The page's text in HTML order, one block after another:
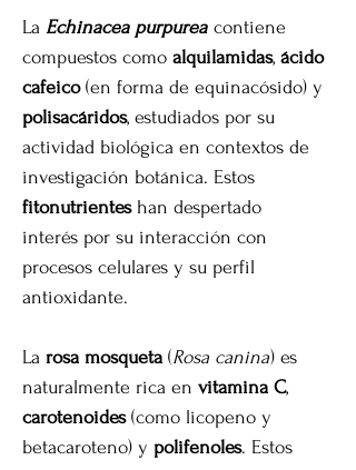
La Echinacea purpurea contiene
compuestos como alquilamidas, ácido
cafeico(en forma de equinacósido) y
polisacáridos, estudiados por su
actividad biológica en contextos de
investigación botánica. Estos
fitonutrienteshan despertado
interés por su interacción con
procesos celulares y su perfil
antioxidante.
La rosa mosqueta (Rosa canina) es
naturalmente rica en vitamina C,
carotenoides(como licopeno y
betacaroteno) y polifenoles. Estos